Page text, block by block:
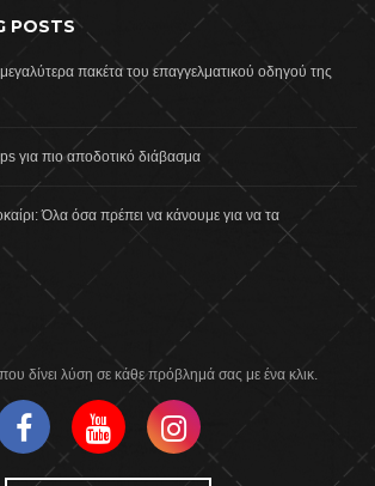
POSTS
πακέτα του επαγγελματικού οδηγού της
για πιο αποδοτικό διάβασμα
Όλα όσα πρέπει να κάνουμε για να τα
δίνει λύση σε κάθε πρόβλημά σας με ένα κλικ.